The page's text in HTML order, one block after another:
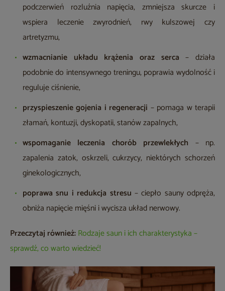
podczerwień rozluźnia napięcia, zmniejsza skurcze i
wspiera leczenie zwyrodnień, rwy kulszowej czy
artretyzmu,
wzmacnianie układu krążenia oraz serca – działa
podobnie do intensywnego treningu, poprawia wydolność i
reguluje ciśnienie,
przyspieszenie gojenia i regeneracji – pomaga w terapii
złamań, kontuzji, dyskopatii, stanów zapalnych,
wspomaganie leczenia chorób przewlekłych – np.
zapalenia zatok, oskrzeli, cukrzycy, niektórych schorzeń
ginekologicznych,
poprawa snu i redukcja stresu – ciepło sauny odpręża,
obniża napięcie mięśni i wycisza układ nerwowy.
Przeczytaj również:Rodzaje saun i ich charakterystyka –
sprawdź, co warto wiedzieć!